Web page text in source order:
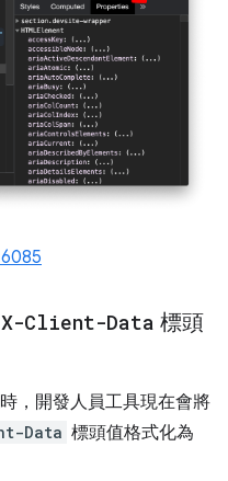
X-Client-Data 標頭
，開發人員工具現在會將
Data 標頭值格式化為